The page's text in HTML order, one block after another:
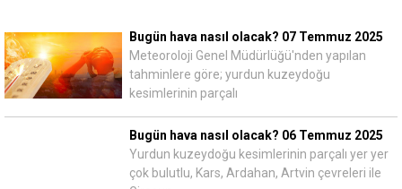
Bugün hava nasıl olacak? 07 Temmuz 2025
Meteoroloji Genel Müdürlüğü'nden yapılan
tahminlere göre; yurdun kuzeydoğu
kesimlerinin parçalı
Bugün hava nasıl olacak? 06 Temmuz 2025
Yurdun kuzeydoğu kesimlerinin parçalı yer yer
çok bulutlu, Kars, Ardahan, Artvin çevreleri ile